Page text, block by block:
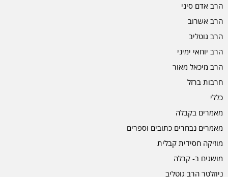
הרב אדם סיני
הרב אשרוב
הרב גוטליב
הרב יוחאי ימיני
הרב מיכאל מאור
חרבות ברזל
כללי
מאמרים בקבלה
מאמרים נבחרים כתובים וספרים
מוזיקה חסידית קבלית
מושגים ב- קבלה
ניוזלטר הרב גוטליב